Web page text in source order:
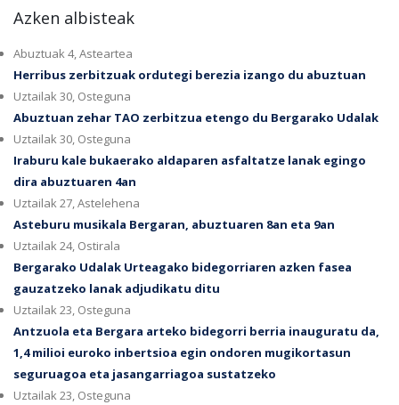
Azken albisteak
Abuztuak 4, Asteartea
Herribus zerbitzuak ordutegi berezia izango du abuztuan
Uztailak 30, Osteguna
Abuztuan zehar TAO zerbitzua etengo du Bergarako Udalak
Uztailak 30, Osteguna
Iraburu kale bukaerako aldaparen asfaltatze lanak egingo
dira abuztuaren 4an
Uztailak 27, Astelehena
Asteburu musikala Bergaran, abuztuaren 8an eta 9an
Uztailak 24, Ostirala
Bergarako Udalak Urteagako bidegorriaren azken fasea
gauzatzeko lanak adjudikatu ditu
Uztailak 23, Osteguna
Antzuola eta Bergara arteko bidegorri berria inauguratu da,
1,4 milioi euroko inbertsioa egin ondoren mugikortasun
seguruagoa eta jasangarriagoa sustatzeko
Uztailak 23, Osteguna